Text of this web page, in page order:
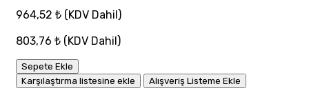
964,52 ₺ (KDV Dahil)
803,76 ₺ (KDV Dahil)
Sepete Ekle
Karşılaştırma listesine ekle
Alışveriş Listeme Ekle